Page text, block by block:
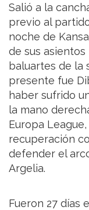
Salió a la
previo al
noche de
de sus
baluartes de la
presente fue
haber sufrido
la mano
Europa
recuperación
defender el
Argelia.
Fueron 27 días